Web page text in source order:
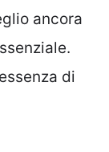
ancora
di